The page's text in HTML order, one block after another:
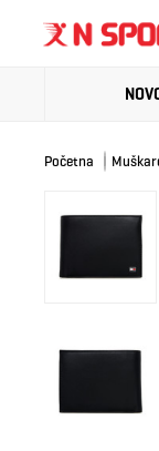
Početna